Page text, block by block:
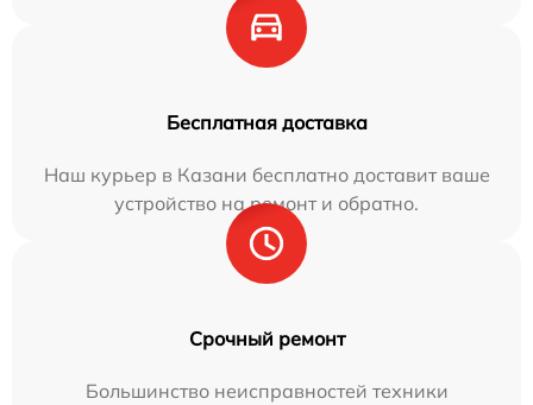
Бесплатная доставка
Наш курьер в Казани бесплатно доставит ваше
устройство на ремонт и обратно.
Срочный ремонт
Большинство неисправностей техники